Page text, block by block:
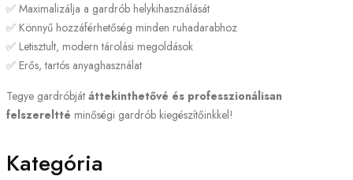
✅ Maximalizálja a gardrób helykihasználását
✅ Könnyű hozzáférhetőség minden ruhadarabhoz
✅ Letisztult, modern tárolási megoldások
✅ Erős, tartós anyaghasználat
Tegye gardróbját áttekinthetővé és professzionálisan
felszereltté minőségi gardrób kiegészítőinkkel!
Kategória